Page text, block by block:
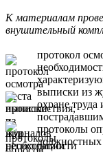
К материалам
внушительный
протокол
выписки из
охране труда
протоколы